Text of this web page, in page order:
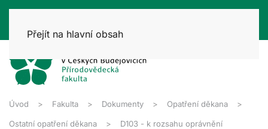
Přejít na hlavní obsah
Úvod Fakulta Dokumenty Opatření děkana
Ostatní opatření děkana D103 - k rozsahu oprávnění